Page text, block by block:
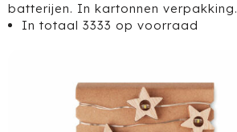
Give-aways
Keuken
Eten & Drinken
Sinterklaas
Eindejaar
Pride Month
Amuse
batterijen. In kartonnen verpakking.
In totaal3333 op voorraad